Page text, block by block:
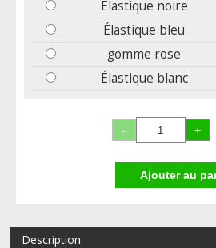
Élastique noire
Élastique bleu
gomme rose
Élastique blanc
Description